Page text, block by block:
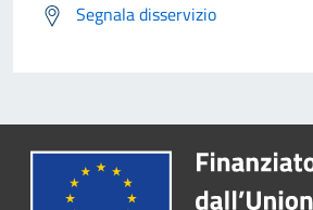
Segnala disservizio